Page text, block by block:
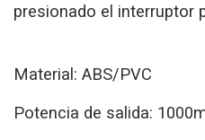
presionado el interruptor
Material: ABS/PVC
Potencia de salida: